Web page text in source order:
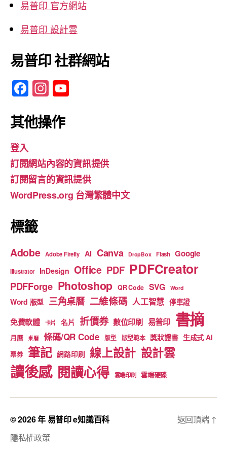
易普印 官方網站
易普印 設計雲
易普印 社群網站
F
c
b
o
o
k
In
a
a
m
u
b
e
其他操作
登入
訂閱網站內容的資訊提供
訂閱留言的資訊提供
WordPress.org 台灣繁體中文
標籤
Adobe Adobe Firefly AI Canva DropBox Flash Google
Illustrator InDesign Office PDF PDFCreator
PDFForge Photoshop QR Code SVG Word
Word 版型 三角桌曆 二維條碼 人工智慧 停車證
免費軟體 卡片 名片 折價券 數位印刷 易普印 書摘
月曆 桌曆 條碼/QR Code 版型 版型範本 獎狀證書 生成式 AI
票券 筆記 網路印刷 線上設計 設計雲
讀後感 閱讀心得 雲端印刷 雲端硬碟
© 2026 年易普印 e知識百科
隱私權政策
返回頂端 ↑